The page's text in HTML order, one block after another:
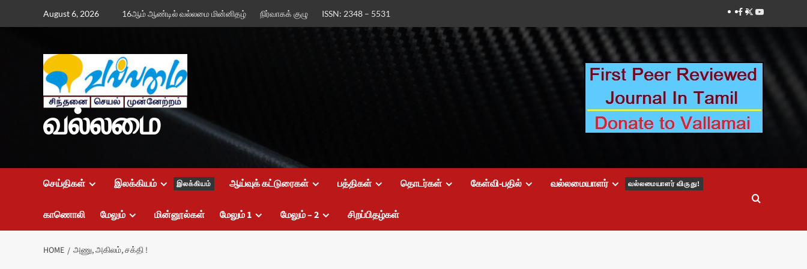
August 6, 2026 16ஆம் ஆண்டில் வல்லமை மின்னிதழ் நிர்வாகக் குழு ISSN: 2348 – 5531 Facebook
TwitterYoutube
வல்லமை
செய்திகள் இலக்கியம் இலக்கியம் ஆய்வுக் கட்டுரைகள் பத்திகள் தொடர்கள் கேள்வி-பதில் வல்லமையாளர் வல்லமையாளர் விருது!
காணொலி மேலும் மின்னூல்கள் மேலும் 1 மேலும் – 2 சிறப்பிதழ்கள்
HOME அணு, அகிலம், சக்தி !